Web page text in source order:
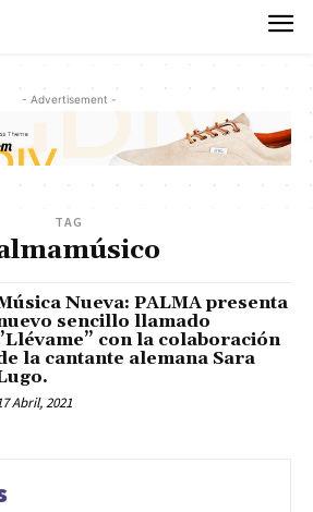
- Advertisement -
TAG
Nueva: PALMA presenta
sencillo llamado
con la colaboración
la cantante alemana Sara
Abril, 2021